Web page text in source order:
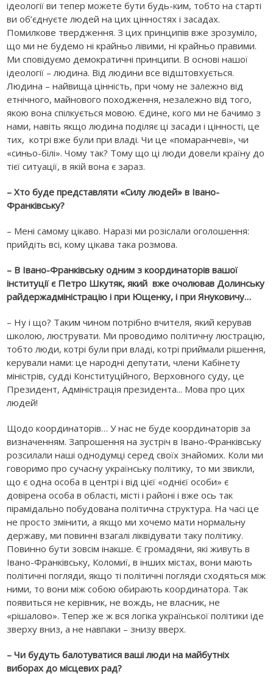
ідеології ви тепер можете бути будь-ким, тобто на старті
ви об’єднуєте людей на цих цінностях і засадах.
Помилкове твердження. З цих принципів вже зрозуміло,
що ми не будемо ні крайньо лівими, ні крайньо правими.
Ми сповідуємо демократичні принципи. В основі нашої
ідеології – людина. Від людини все відштовхується.
Людина – найвища цінність, при чому не залежно від
етнічного, майнового походження, незалежно від того,
якою вона спілкується мовою. Єдине, кого ми не бачимо з
нами, навіть якщо людина поділяє ці засади і цінності, це
тих, котрі вже були при владі. Чи це «помаранчеві», чи
«синьо-білі». Чому так? Тому що ці люди довели країну до
тієї ситуації, в якій вона є зараз.
– Хто буде представляти «Силу людей» в Івано-
Франківську?
– Мені самому цікаво. Наразі ми розіслали оголошення:
прийдіть всі, кому цікава така розмова.
– В Івано-Франківську одним з координаторів вашої
інституції є Петро Шкутяк, який вже очолював Долинську
райдержадміністрацію і при Ющенку, і при Януковичу…
– Ну і що? Таким чином потрібно вчителя, який керував
школою, люструвати. Ми проводимо політичну люстрацію,
тобто люди, котрі були при владі, котрі приймали рішення,
керували нами: це народні депутати, члени Кабінету
міністрів, судді Конституційного, Верховного суду, це
Президент, Адміністрація президента... Мова про цих
людей!
Щодо координаторів… У нас не буде координаторів за
визначенням. Запрошення на зустріч в Івано-Франківську
розсилали наші однодумці серед своїх знайомих. Коли ми
говоримо про сучасну українську політику, то ми звикли,
що є одна особа в центрі і від цієї «однієї особи» є
довірена особа в області, місті і районі і вже ось так
пірамідально побудована політична структура. На часі це
не просто змінити, а якщо ми хочемо мати нормальну
державу, ми повинні взагалі ліквідувати таку політику.
Повинно бути зовсім інакше. Є громадяни, які живуть в
Івано-Франківську, Коломиї, в інших містах, вони мають
політичні погляди, якщо ті політичні погляди сходяться між
ними, то вони між собою обирають координатора. Так
появиться не керівник, не вождь, не власник, не
«рішалово». Тепер же ж вся логіка української політики іде
зверху вниз, а не навпаки – знизу вверх.
– Чи будуть балотуватися ваші люди на майбутніх
виборах до місцевих рад?